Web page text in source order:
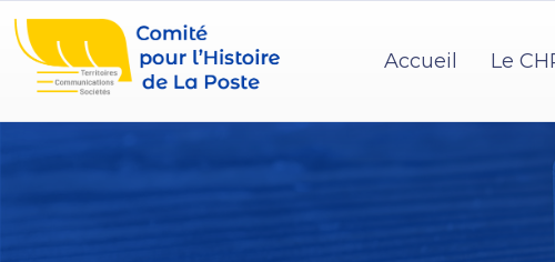
Accueil Le